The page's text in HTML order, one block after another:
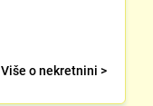
Više o nekretnini >